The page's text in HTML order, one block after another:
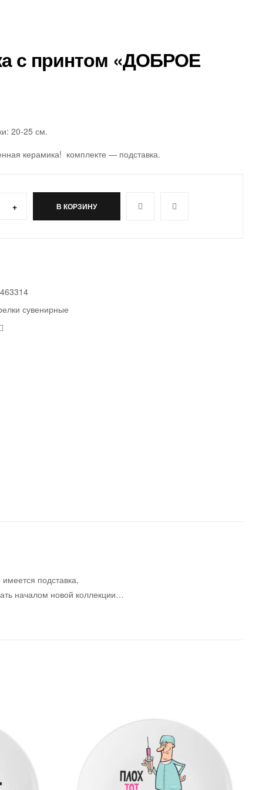
с принтом «ДОБРОЕ
20-25 см.
керамика! комплекте — подставка.
+ В КОРЗИНУ
сувенирные
подставка,
началом новой коллекции…